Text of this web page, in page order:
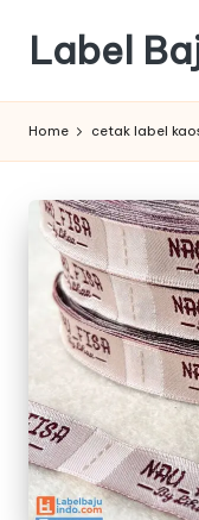
content
Label
Home cetak label